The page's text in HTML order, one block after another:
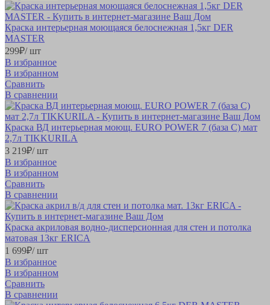
Краска интерьерная моющаяся белоснежная 1,5кг DER
MASTER
299₽/ шт
В избранное
В избранном
Сравнить
В сравнении
Краска ВД интерьерная моющ. EURO POWER 7 (база C) мат
2,7л TIKKURILA
3 219₽/ шт
В избранное
В избранном
Сравнить
В сравнении
Краска акриловая водно-дисперсионная для стен и потолка
матовая 13кг ERICA
1 699₽/ шт
В избранное
В избранном
Сравнить
В сравнении